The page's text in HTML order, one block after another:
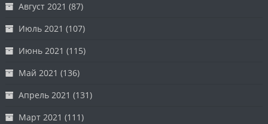
Август 2021 (87)
Июль 2021 (107)
Июнь 2021 (115)
Май 2021 (136)
Апрель 2021 (131)
Март 2021 (111)